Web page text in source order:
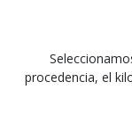
procedencia, el